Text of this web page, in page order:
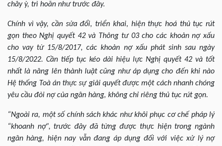
chây ỳ, trì hoãn như trước đây.
Chính vì vậy, cần sửa đổi, triển khai, hiện thực hoá thủ tục rút
gọn theo Nghị quyết 42 và Thông tư 03 cho các khoản nợ xấu
cho vay từ 15/8/2017, các khoản nợ xấu phát sinh sau ngày
15/8/2022. Cần tiếp tục kéo dài hiệu lực Nghị quyết 42 và tốt
nhất là nâng lên thành luật cũng như áp dụng cho đến khi nào
Hệ thống Toà án thực sự giải quyết được một cách nhanh chóng
yêu cầu đòi nợ của ngân hàng, không chỉ riêng thủ tục rút gọn.
“Ngoài ra, một số chính sách khác như khôi phục cơ chế pháp lý
“khoanh nợ”, trước đây đã từng được thực hiện trong ngành
ngân hàng, hiện nay vẫn đang áp dụng đối với việc xử lý nợ